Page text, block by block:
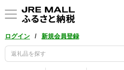
ログイン / 新規会員登録